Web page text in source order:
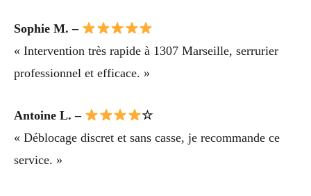
Sophie M. –
« Intervention très rapide à 1307 Marseille, serrurier
professionnel et efficace. »
Antoine L. –
☆
« Déblocage discret et sans casse, je recommande ce
service. »